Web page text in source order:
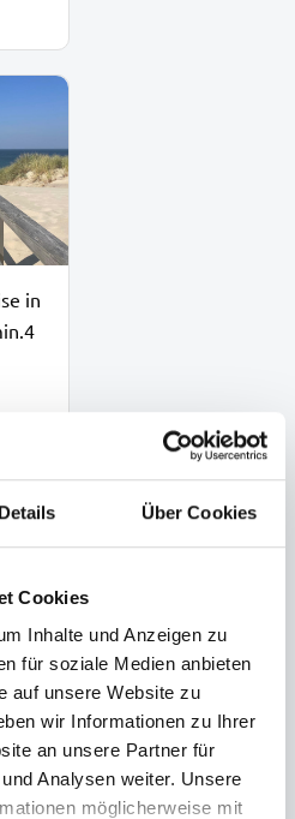
Details Über Cookies
Cookies
Inhalte und Anzeigen zu
für soziale Medien anbieten
auf unsere Website zu
wir Informationen zu Ihrer
an unsere Partner für
Analysen weiter. Unsere
möglicherweise mit
in